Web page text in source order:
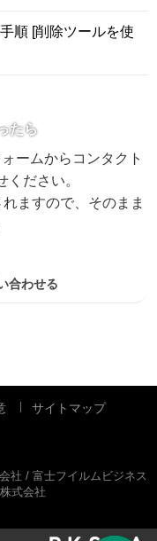
順 [削除ツールを使
たら
ームからコンタクト
ださい。
ますので、そのまま
合わせる
サイトマップ
社 / 富士フイルムビジネス
式会社